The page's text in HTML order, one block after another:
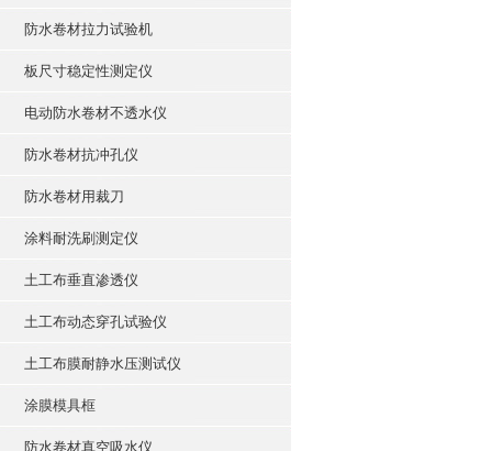
防水卷材拉力试验机
板尺寸稳定性测定仪
电动防水卷材不透水仪
防水卷材抗冲孔仪
防水卷材用裁刀
涂料耐洗刷测定仪
土工布垂直渗透仪
土工布动态穿孔试验仪
土工布膜耐静水压测试仪
涂膜模具框
防水卷材真空吸水仪